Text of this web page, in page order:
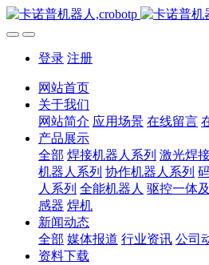
登录 注册
网站首页
关于我们
网站简介 应用场景 在线留言
产品展示
全部 焊接机器人系列 激光焊
机器人系列 协作机器人系列
人系列 全能机器人 驱控一体
感器 焊机
新闻动态
全部 媒体报道 行业资讯 公司
资料下载